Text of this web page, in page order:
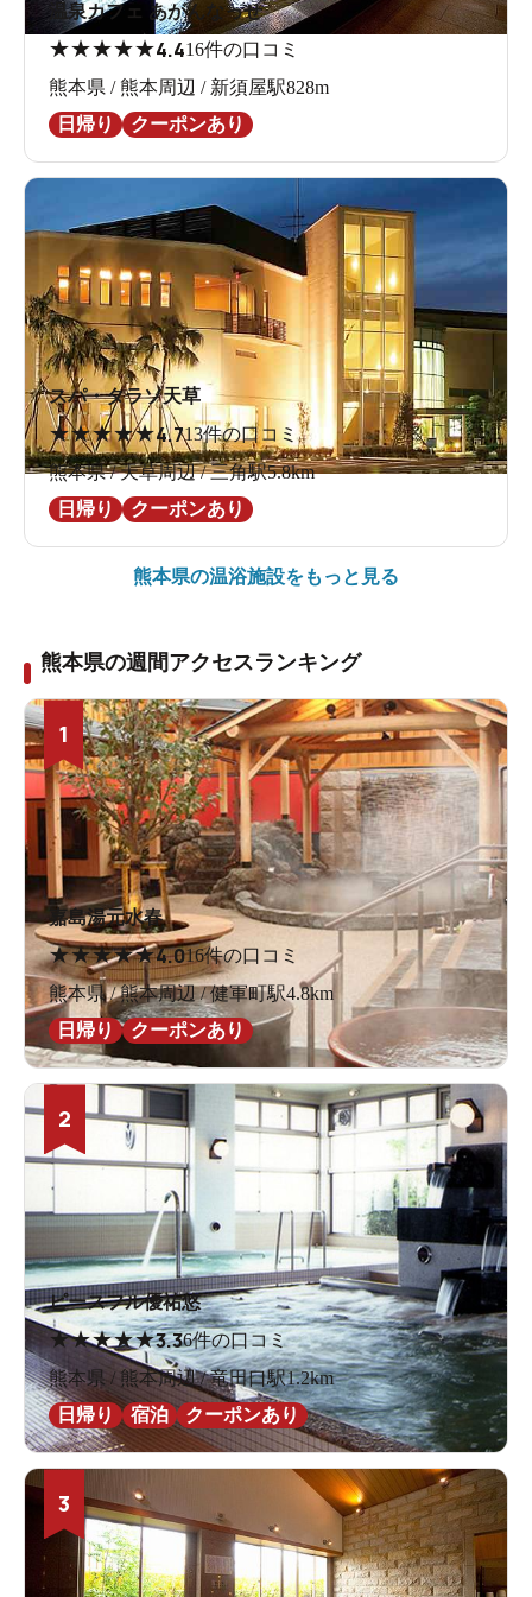
温泉カフェ あがんなっせ
★★★★★4.416件の口コミ
熊本県 / 熊本周辺 / 新須屋駅828m
日帰り
クーポンあり
スパ・タラソ天草
★★★★★4.713件の口コミ
熊本県 / 天草周辺 / 三角駅5.8km
日帰り
クーポンあり
熊本県の温浴施設をもっと見る
熊本県の週間アクセスランキング
1
嘉島湯元水春
★★★★★4.016件の口コミ
熊本県 / 熊本周辺 / 健軍町駅4.8km
日帰り
クーポンあり
2
ピースフル優祐悠
★★★★★3.36件の口コミ
熊本県 / 熊本周辺 / 竜田口駅1.2km
日帰り
宿泊 クーポンあり
3